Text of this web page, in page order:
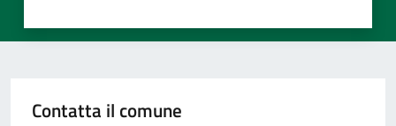
Contatta il comune